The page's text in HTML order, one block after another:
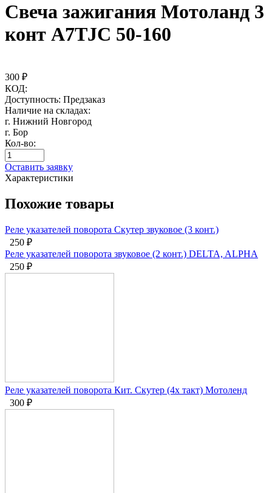
Свеча зажигания Мотоланд 3
конт A7TJC 50-160
300 ₽
КОД:
Доступность: Предзаказ
Наличие на складах:
г. Нижний Новгород
г. Бор
Кол-во:
Оставить заявку
Характеристики
Похожие товары
Реле указателей поворота Скутер звуковое (3 конт.)
250 ₽
Реле указателей поворота звуковое (2 конт.) DELTA, ALPHA
250 ₽
Реле указателей поворота Кит. Скутер (4х такт) Мотоленд
300 ₽